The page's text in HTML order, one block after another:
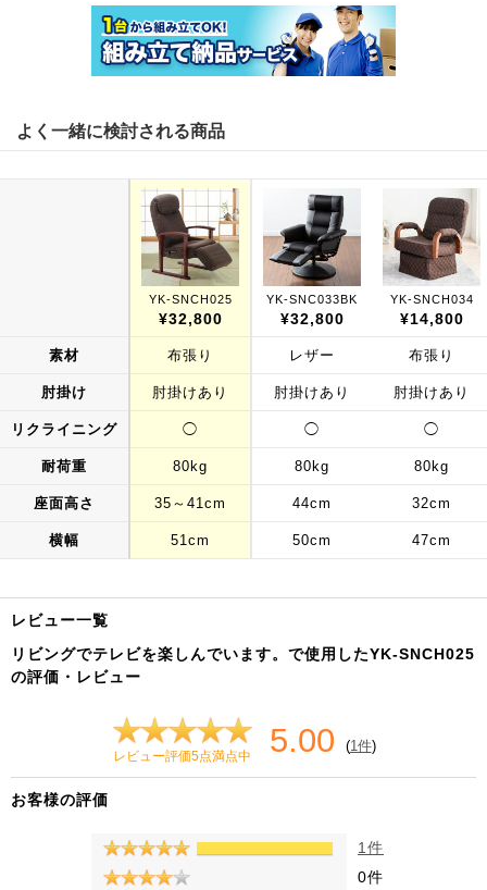
よく一緒に検討される商品
素材
肘掛け
リクライニング
耐荷重
座面高さ
横幅
YK-SNCH025
¥32,800
布張り
肘掛けあり
◯
80kg
35～41cm
51cm
YK-SNC033BK
¥32,800
レザー
肘掛けあり
◯
80kg
44cm
50cm
YK-SNCH034
¥14,800
布張り
肘掛けあり
◯
80kg
32cm
47cm
レビュー一覧
リビングでテレビを楽しんでいます。で使用したYK-SNCH025
の評価・レビュー
レビュー評価5点満点中 5.00 (1件)
お客様の評価
1件
0件